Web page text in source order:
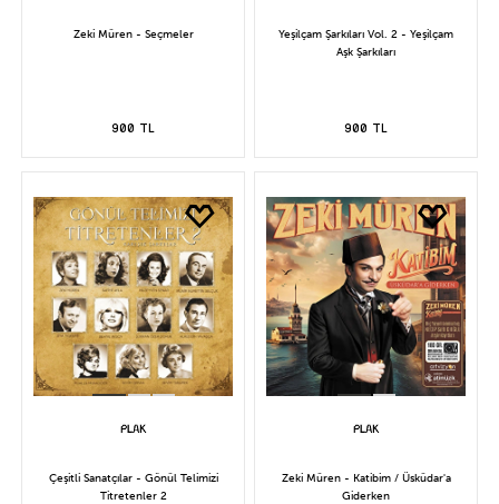
Zeki Müren - Seçmeler
900 TL
Yeşilçam Şarkıları Vol. 2 - Yeşilçam
Aşk Şarkıları
900 TL
Çeşitli Sanatçılar - Gönül Telimizi
Titretenler 2
Zeki Müren - Katibim / Üsküdar'a
Giderken